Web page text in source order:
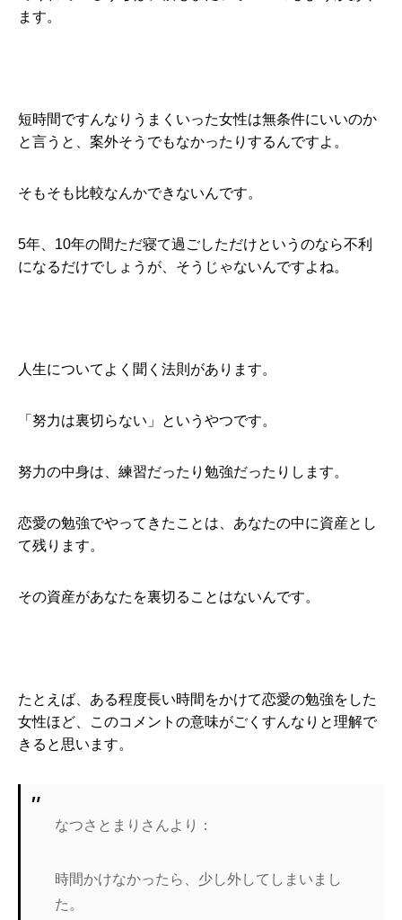
ます。
短時間ですんなりうまくいった女性は無条件にいいのか
と言うと、案外そうでもなかったりするんですよ。
そもそも比較なんかできないんです。
5年、10年の間ただ寝て過ごしただけというのなら不利
になるだけでしょうが、そうじゃないんですよね。
人生についてよく聞く法則があります。
「努力は裏切らない」というやつです。
努力の中身は、練習だったり勉強だったりします。
恋愛の勉強でやってきたことは、あなたの中に資産とし
て残ります。
その資産があなたを裏切ることはないんです。
たとえば、ある程度長い時間をかけて恋愛の勉強をした
女性ほど、このコメントの意味がごくすんなりと理解で
きると思います。
なつさとまりさんより：
時間かけなかったら、少し外してしまいまし
た。